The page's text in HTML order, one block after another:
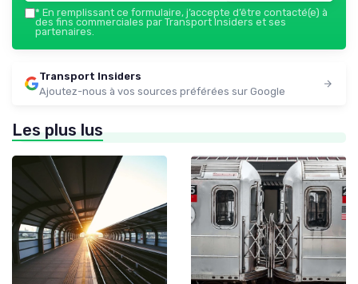
* En remplissant ce formulaire, j’accepte d’être contacté(e) à
des fins commerciales par Transport Insiders et ses
partenaires.
Transport Insiders
Ajoutez-nous à vos sources préférées sur Google
Les plus lus